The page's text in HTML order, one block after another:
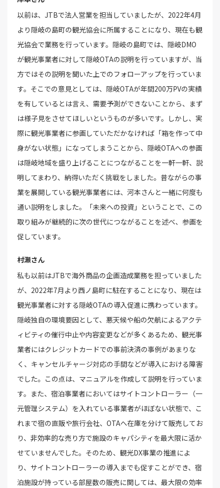
以前は、JTBで法人営業を担当していましたが、2022年4月
より隠岐の島町の観光協会に所属することになり、現在も観
光協会で業務を行っています。隠岐の島町では、隠岐DMO
が観光事業者に対して隠岐OTAの説明を行っていますが、当
方ではその説明を聞いた上でのフォローアップを行っていま
す。そこでの意見としては、隠岐OTAが年間200万PVの実績
を有しているとは言え、需要予測ができないことから、まず
は様子見をさせてほしいというものが多いです。しかし、実
際に観光事業者に参画していただかなければ「箱を作って中
身がない状態」になってしまうことから、隠岐OTAへの参画
は隠岐地域を盛り上げることにつながることを一軒一軒、説
明してまわり、納得いただく挑戦をしました。昔ながらの事
業を展開している観光事業者には、河本さんと一緒に何度も
通い説明をしました。「未来への投資」ということで、この
取り組みが継続的に次の世代につながることを述べ、参画を
促しています。
村瀬さん
私も以前はJTBで海外商品の企画造成業務を担っていました
が、2022年7月より西ノ島町に駐在することになり、現在は
観光事業者に対する隠岐OTAの導入促進に携わっています。
隠岐独自の環境要因として、悪天候や船の欠航によるアクテ
ィビティの催行中止や内容変更などが多くあるため、観光事
業者にはクレジットカードでの事前決済の事例があまりな
く、キャンセルチャージ対応の手間などが導入における障害
でした。この点は、マニュアルを作成して説明を行っていま
す。また、宿泊事業者においてはサイトコントローラー（一
元管理システム）を入れている事業者がほぼない状態で、こ
れまで宿の直販や旅行会社、OTAへ在庫を分けて販売してお
り、非効率的な売り方で施設のキャパシティを最大限に活か
せていませんでした。そのため、観光DX事業の推進によ
り、サイトコントローラーの導入までも促すことができ、宿
泊施設が持っている部屋数の販売に関しては、最大限の効率